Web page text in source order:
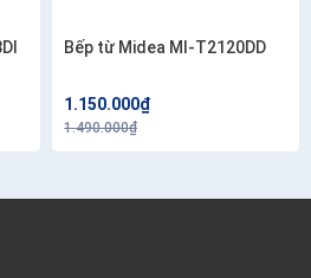
Bếp từ Midea MI-T2120DD
1.150.000₫
1.490.000₫